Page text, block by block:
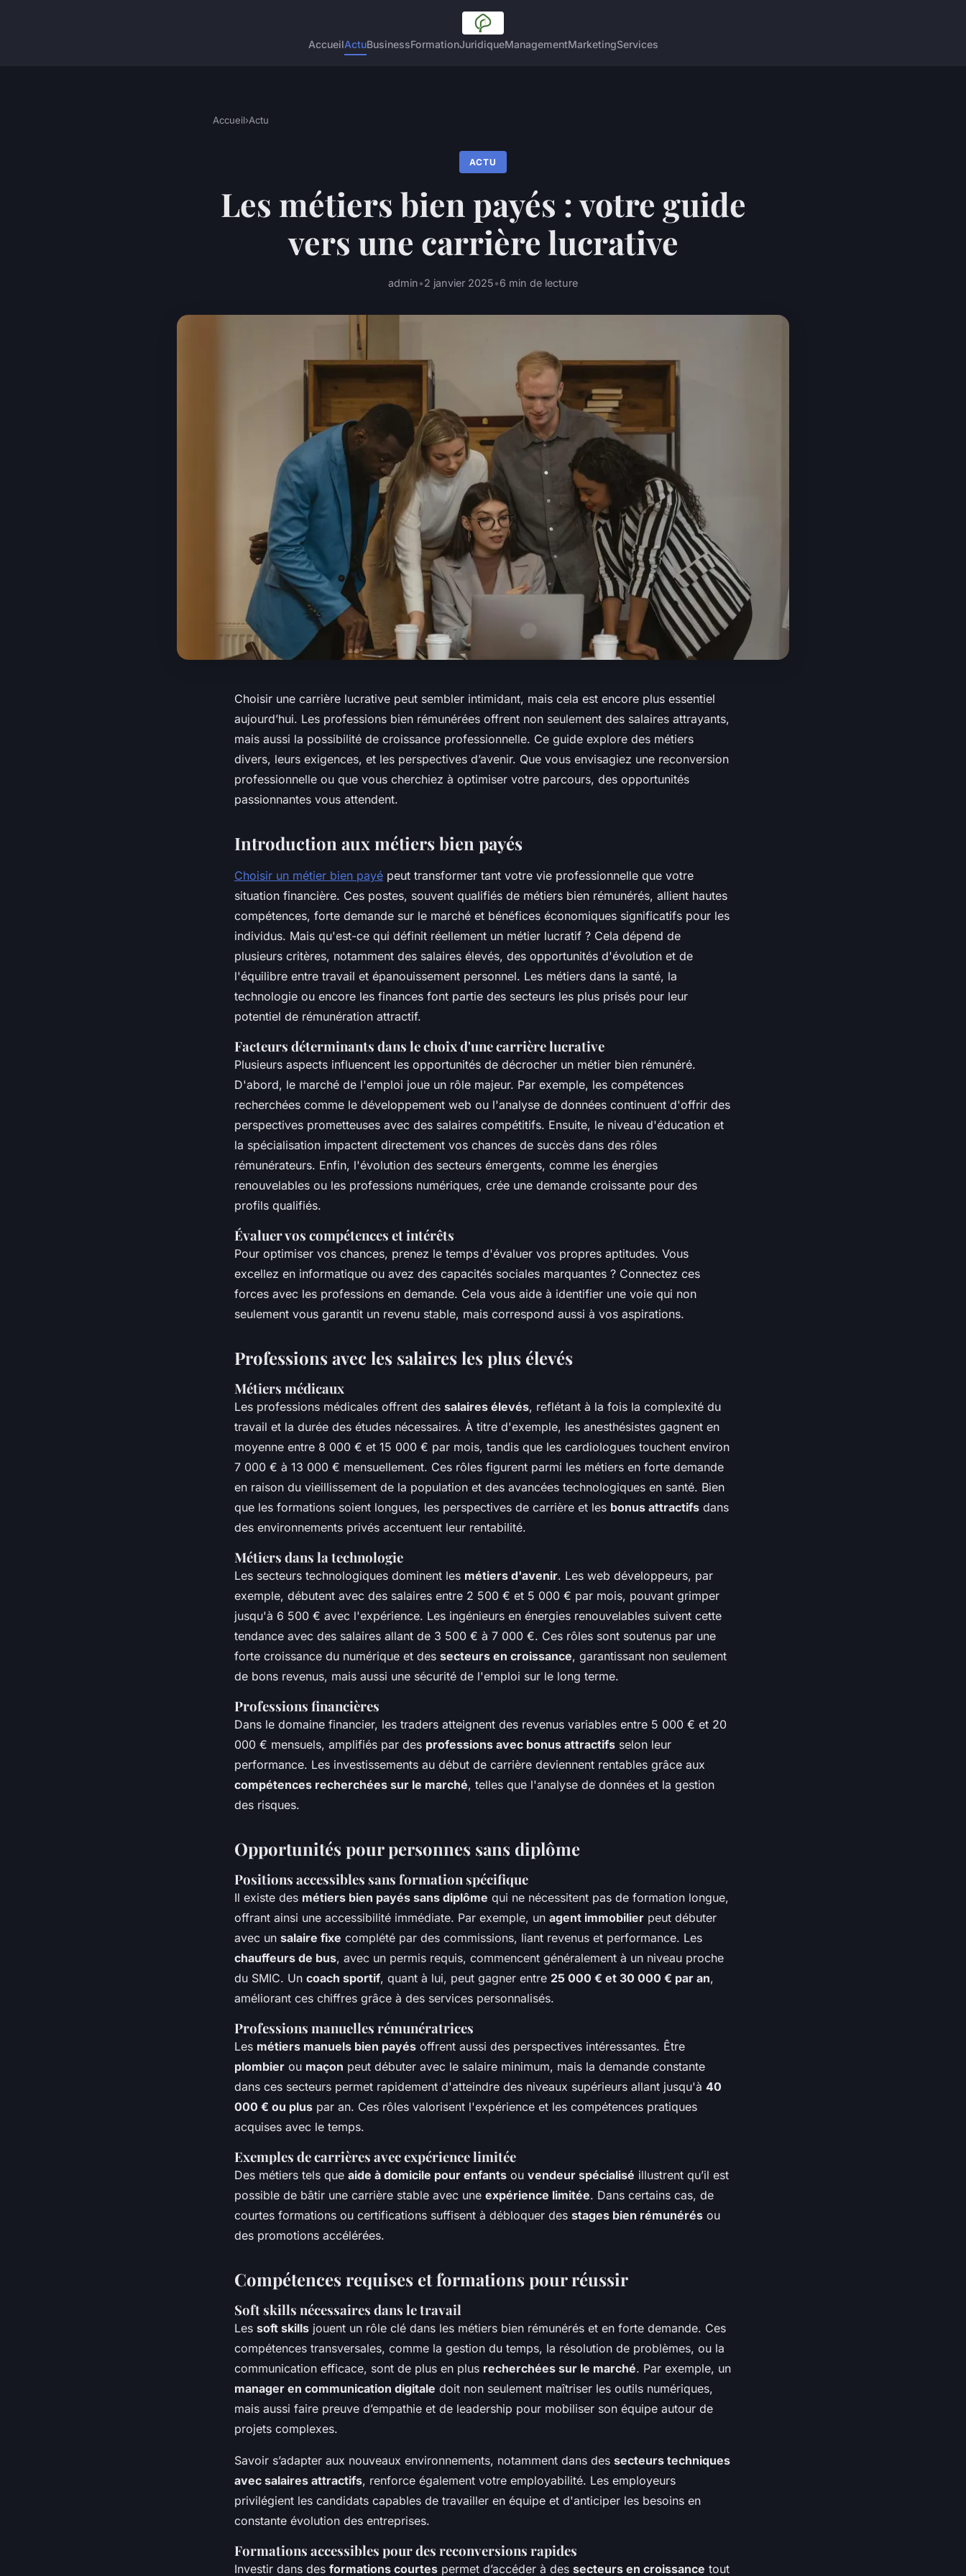
AccueilActuBusinessFormationJuridiqueManagementMarketingServices
Accueil›Actu
ACTU
Les métiers bien payés : votre guide
vers une carrière lucrative
admin•2 janvier 2025•6 min de lecture
Choisir une carrière lucrative peut sembler intimidant, mais cela est encore plus essentiel
aujourd’hui. Les professions bien rémunérées offrent non seulement des salaires attrayants,
mais aussi la possibilité de croissance professionnelle. Ce guide explore des métiers
divers, leurs exigences, et les perspectives d’avenir. Que vous envisagiez une reconversion
professionnelle ou que vous cherchiez à optimiser votre parcours, des opportunités
passionnantes vous attendent.
Introduction aux métiers bien payés
Choisir un métier bien payé peut transformer tant votre vie professionnelle que votre
situation financière. Ces postes, souvent qualifiés de métiers bien rémunérés, allient hautes
compétences, forte demande sur le marché et bénéfices économiques significatifs pour les
individus. Mais qu'est-ce qui définit réellement un métier lucratif ? Cela dépend de
plusieurs critères, notamment des salaires élevés, des opportunités d'évolution et de
l'équilibre entre travail et épanouissement personnel. Les métiers dans la santé, la
technologie ou encore les finances font partie des secteurs les plus prisés pour leur
potentiel de rémunération attractif.
Facteurs déterminants dans le choix d'une carrière lucrative
Plusieurs aspects influencent les opportunités de décrocher un métier bien rémunéré.
D'abord, le marché de l'emploi joue un rôle majeur. Par exemple, les compétences
recherchées comme le développement web ou l'analyse de données continuent d'offrir des
perspectives prometteuses avec des salaires compétitifs. Ensuite, le niveau d'éducation et
la spécialisation impactent directement vos chances de succès dans des rôles
rémunérateurs. Enfin, l'évolution des secteurs émergents, comme les énergies
renouvelables ou les professions numériques, crée une demande croissante pour des
profils qualifiés.
Évaluer vos compétences et intérêts
Pour optimiser vos chances, prenez le temps d'évaluer vos propres aptitudes. Vous
excellez en informatique ou avez des capacités sociales marquantes ? Connectez ces
forces avec les professions en demande. Cela vous aide à identifier une voie qui non
seulement vous garantit un revenu stable, mais correspond aussi à vos aspirations.
Professions avec les salaires les plus élevés
Métiers médicaux
Les professions médicales offrent des salaires élevés, reflétant à la fois la complexité du
travail et la durée des études nécessaires. À titre d'exemple, les anesthésistes gagnent en
moyenne entre 8 000 € et 15 000 € par mois, tandis que les cardiologues touchent environ
7 000 € à 13 000 € mensuellement. Ces rôles figurent parmi les métiers en forte demande
en raison du vieillissement de la population et des avancées technologiques en santé. Bien
que les formations soient longues, les perspectives de carrière et les bonus attractifs dans
des environnements privés accentuent leur rentabilité.
Métiers dans la technologie
Les secteurs technologiques dominent les métiers d'avenir. Les web développeurs, par
exemple, débutent avec des salaires entre 2 500 € et 5 000 € par mois, pouvant grimper
jusqu'à 6 500 € avec l'expérience. Les ingénieurs en énergies renouvelables suivent cette
tendance avec des salaires allant de 3 500 € à 7 000 €. Ces rôles sont soutenus par une
forte croissance du numérique et des secteurs en croissance, garantissant non seulement
de bons revenus, mais aussi une sécurité de l'emploi sur le long terme.
Professions financières
Dans le domaine financier, les traders atteignent des revenus variables entre 5 000 € et 20
000 € mensuels, amplifiés par des professions avec bonus attractifs selon leur
performance. Les investissements au début de carrière deviennent rentables grâce aux
compétences recherchées sur le marché, telles que l'analyse de données et la gestion
des risques.
Opportunités pour personnes sans diplôme
Positions accessibles sans formation spécifique
Il existe des métiers bien payés sans diplôme qui ne nécessitent pas de formation longue,
offrant ainsi une accessibilité immédiate. Par exemple, un agent immobilier peut débuter
avec un salaire fixe complété par des commissions, liant revenus et performance. Les
chauffeurs de bus, avec un permis requis, commencent généralement à un niveau proche
du SMIC. Un coach sportif, quant à lui, peut gagner entre 25 000 € et 30 000 € par an,
améliorant ces chiffres grâce à des services personnalisés.
Professions manuelles rémunératrices
Les métiers manuels bien payés offrent aussi des perspectives intéressantes. Être
plombier ou maçon peut débuter avec le salaire minimum, mais la demande constante
dans ces secteurs permet rapidement d'atteindre des niveaux supérieurs allant jusqu'à 40
000 € ou plus par an. Ces rôles valorisent l'expérience et les compétences pratiques
acquises avec le temps.
Exemples de carrières avec expérience limitée
Des métiers tels que aide à domicile pour enfants ou vendeur spécialisé illustrent qu’il est
possible de bâtir une carrière stable avec une expérience limitée. Dans certains cas, de
courtes formations ou certifications suffisent à débloquer des stages bien rémunérés ou
des promotions accélérées.
Compétences requises et formations pour réussir
Soft skills nécessaires dans le travail
Les soft skills jouent un rôle clé dans les métiers bien rémunérés et en forte demande. Ces
compétences transversales, comme la gestion du temps, la résolution de problèmes, ou la
communication efficace, sont de plus en plus recherchées sur le marché. Par exemple, un
manager en communication digitale doit non seulement maîtriser les outils numériques,
mais aussi faire preuve d’empathie et de leadership pour mobiliser son équipe autour de
projets complexes.
Savoir s’adapter aux nouveaux environnements, notamment dans des secteurs techniques
avec salaires attractifs, renforce également votre employabilité. Les employeurs
privilégient les candidats capables de travailler en équipe et d'anticiper les besoins en
constante évolution des entreprises.
Formations accessibles pour des reconversions rapides
Investir dans des formations courtes permet d’accéder à des secteurs en croissance tout